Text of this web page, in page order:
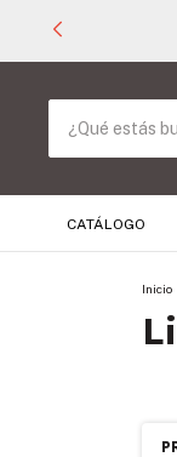
CATÁLOGO
Inicio